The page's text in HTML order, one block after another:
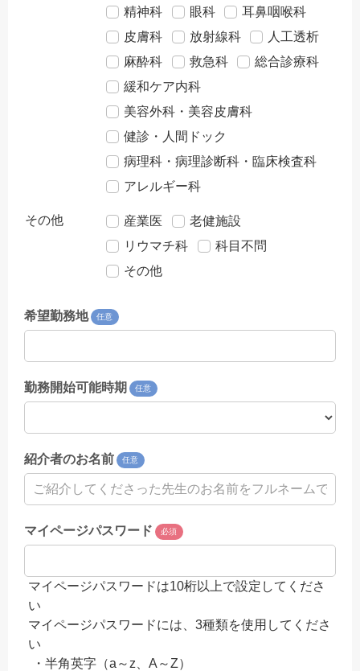
精神科
眼科
耳鼻咽喉科
皮膚科
放射線科
人工透析
麻酔科
救急科
総合診療科
緩和ケア内科
美容外科・美容皮膚科
健診・人間ドック
病理科・病理診断科・臨床検査科
アレルギー科
その他 産業医
老健施設
リウマチ科
科目不問
その他
希望勤務地 任意
勤務開始可能時期 任意
紹介者のお名前 任意
マイページパスワード 必須
マイページパスワードは10桁以上で設定してくださ
い
マイページパスワードには、3種類を使用してくださ
い
・半角英字（a～z、A～Z）